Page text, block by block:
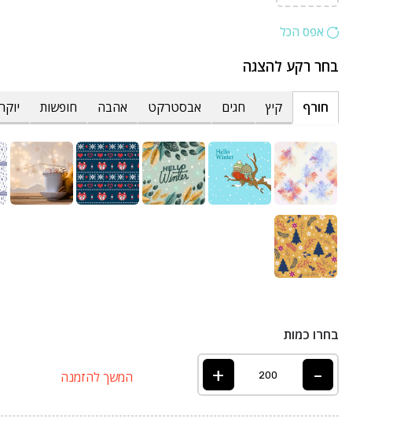
אפס הכל
בחר רקע להצגה
חורף קיץ חגים אבסטרקט אהבה חופשות
בחרו כמות
-
+ המשך להזמנה